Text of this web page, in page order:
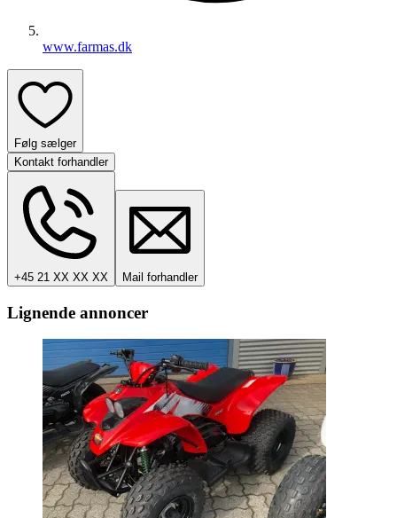
www.farmas.dk
Følg sælger
Kontakt forhandler
+45 21 XX XX XX Mail forhandler
Lignende annoncer